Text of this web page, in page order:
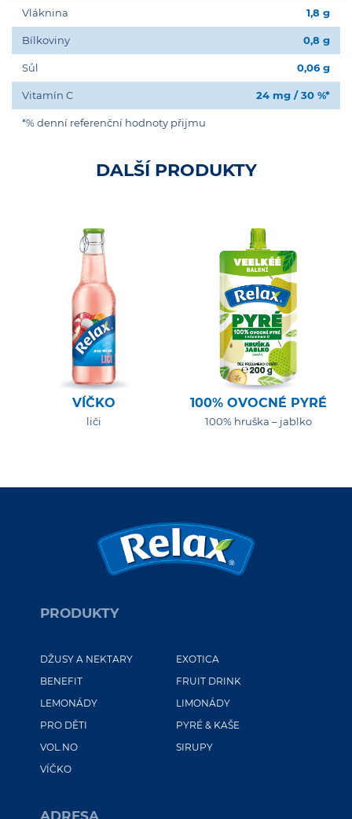
Vláknina 1,8 g
Bílkoviny 0,8 g
Sůl 0,06 g
Vitamín C 24 mg / 30 %*
*% denní referenční hodnoty přijmu
DALŠÍ PRODUKTY
VÍČKO
liči
100% OVOCNÉ PYRÉ
100% hruška – jablko
PRODUKTY
DŽUSY A NEKTARY
EXOTICA
BENEFIT
FRUIT DRINK
LEMONÁDY
LIMONÁDY
PRO DĚTI
PYRÉ & KAŠE
VOL.NO
SIRUPY
VÍČKO